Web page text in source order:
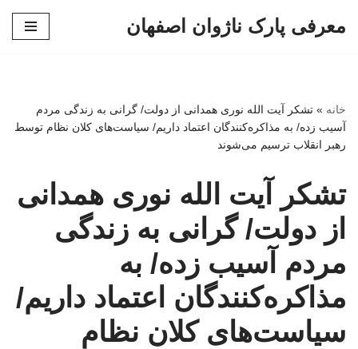
معرفی پارک ناژوان اصفهان
خانه » تشکر آیت الله نوری همدانی از دولت/ گرانی به زندگی مردم
آسیب زده/ به مذاکره‌کنندگان اعتماد داریم/ سیاست‌های کلان نظام توسط
رهبر انقلاب ترسیم می‌شوند
تشکر آیت الله نوری همدانی
از دولت/ گرانی به زندگی
مردم آسیب زده/ به
مذاکره‌کنندگان اعتماد داریم/
سیاست‌های کلان نظام